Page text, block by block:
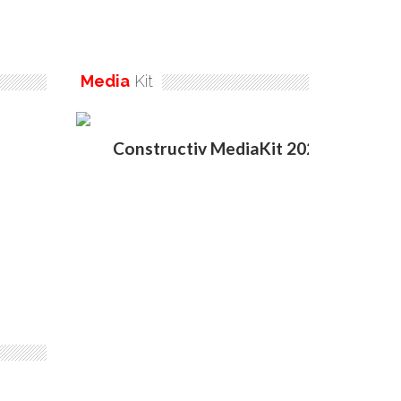
Media Kit
Constructiv MediaKit 2020